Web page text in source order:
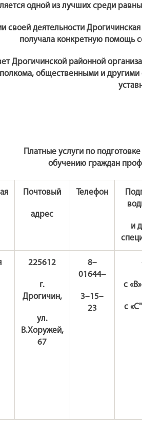
одной из лучших среди
своей деятельности
получала конкретную помощь
Дрогичинской районной
общественными и
Платные услуги по
обучению граждан
Почтовый
адрес
Телефон
и
225612
г.
Дрогичин,
ул.
В.Хоружей,
67
8–
01644–
3–15–
23
с
с